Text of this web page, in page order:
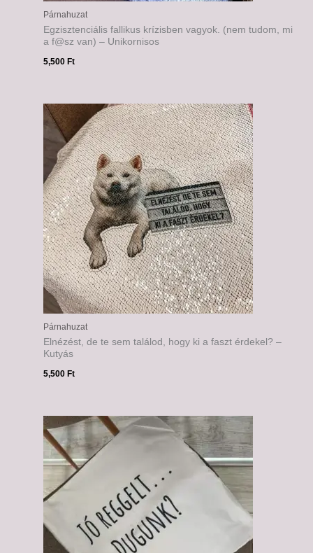
Párnahuzat
Egzisztenciális fallikus krízisben vagyok. (nem tudom, mi
a f@sz van) – Unikornisos
5,500 Ft
Párnahuzat
Elnézést, de te sem találod, hogy ki a faszt érdekel? –
Kutyás
5,500Ft